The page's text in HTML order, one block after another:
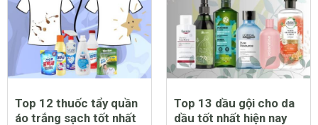
Top 12 thuốc tẩy quần
áo trắng sạch tốt nhất
Top 13 dầu gội cho da
dầu tốt nhất hiện nay